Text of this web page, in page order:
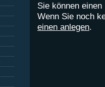
Sie können
Wenn Sie noch
einen anlegen.